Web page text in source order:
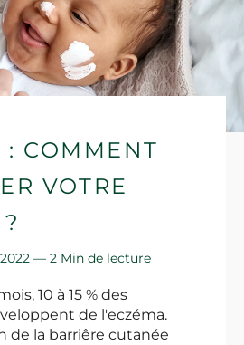
: COMMENT
VOTRE
2022 — 2 Min de lecture
10 à 15 % des
de l'eczéma.
de la barriêre cutanée